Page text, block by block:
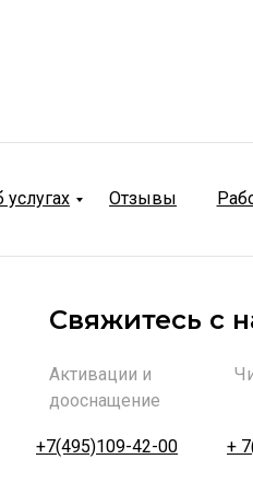
Отзывы
услугах
+
Активации и
дооснащение
Свяжитесь с
+7(495)109-42-00